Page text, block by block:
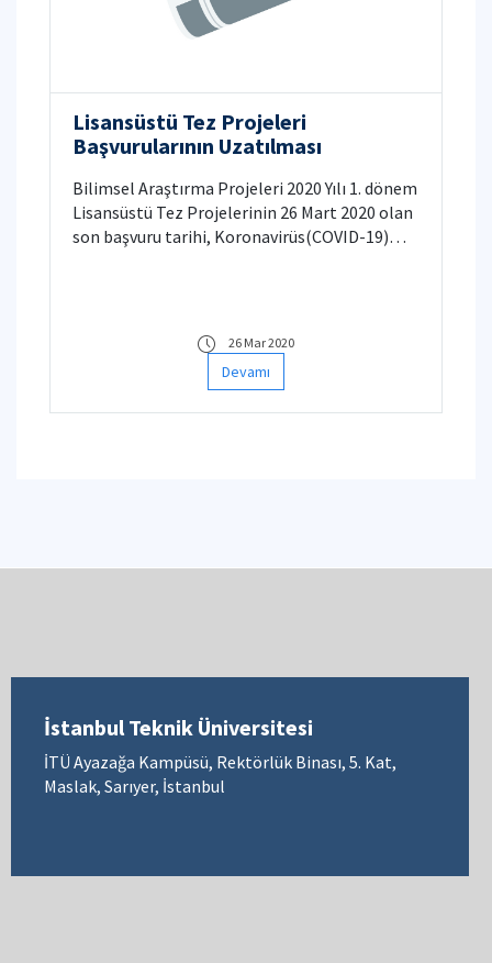
Lisansüstü Tez Projeleri
Başvurularının Uzatılması
Bilimsel Araştırma Projeleri 2020 Yılı 1. dönem
Lisansüstü Tez Projelerinin 26 Mart 2020 olan
son başvuru tarihi, Koronavirüs(COVID-19)
26 Mar 2020
Devamı
İstanbul Teknik Üniversitesi
İTÜ Ayazağa Kampüsü, Rektörlük Binası, 5. Kat,
Maslak, Sarıyer, İstanbul